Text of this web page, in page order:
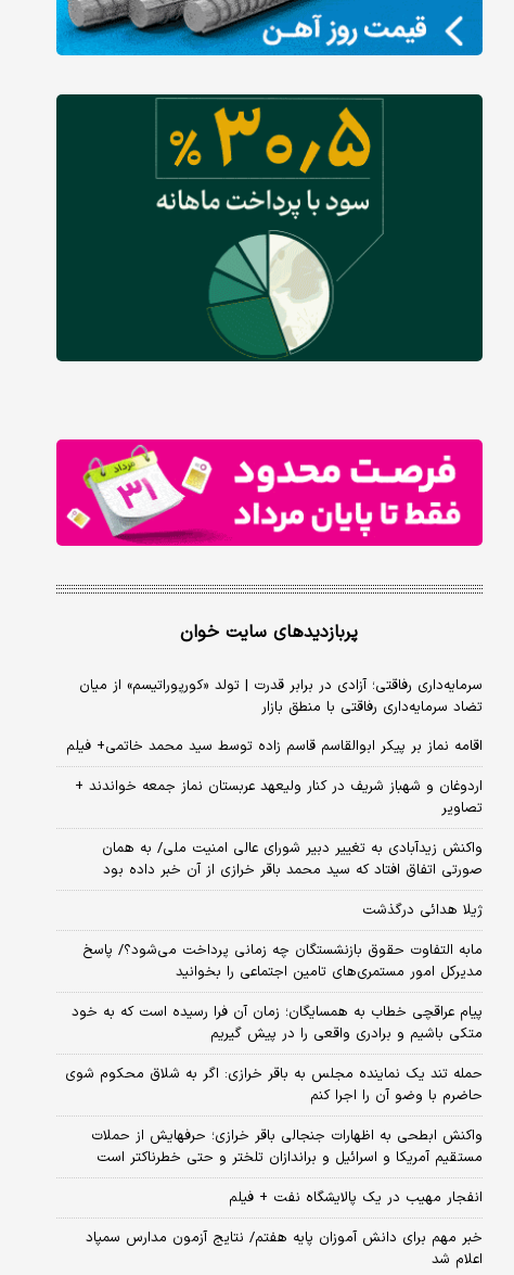
پربازدیدهای سایت خوان
سرمایه‌داری رفاقتی؛ آزادی در برابر قدرت | تولد «کورپوراتیسم» از میان
تضاد سرمایه‌داری رفاقتی با منطق بازار
اقامه نماز بر پیکر ابوالقاسم قاسم زاده توسط سید محمد خاتمی+ فیلم
اردوغان و شهباز شریف در کنار ولیعهد عربستان نماز جمعه خواندند +
تصاویر
واکنش زیدآبادی به تغییر دبیر شورای عالی امنیت ملی/ به همان
صورتی اتفاق افتاد که سید محمد باقر خرازی از آن خبر داده بود
ژیلا هدائی درگذشت
مابه التفاوت حقوق بازنشستگان چه زمانی پرداخت می‌شود؟/ پاسخ
مدیرکل امور مستمری‌های تامین اجتماعی را بخوانید
پیام عراقچی خطاب به همسایگان؛ زمان آن فرا رسیده است که به خود
متکی باشیم و برادری واقعی را در پیش گیریم
حمله تند یک نماینده مجلس به باقر خرازی: اگر به شلاق محکوم شوی
حاضرم با وضو آن را اجرا کنم
واکنش ابطحی به اظهارات جنجالی باقر خرازی؛ حرفهایش از حملات
مستقیم آمریکا و اسرائیل و براندازان تلختر و حتی خطرناکتر است
انفجار مهیب در یک پالایشگاه نفت + فیلم
خبر مهم برای دانش آموزان پایه هفتم/ نتایج آزمون مدارس سمپاد
اعلام شد